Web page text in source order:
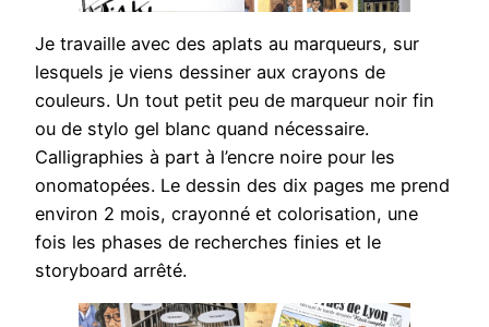
Je travaille avec des aplats au marqueurs, sur
lesquels je viens dessiner aux crayons de
couleurs. Un tout petit peu de marqueur noir fin
ou de stylo gel blanc quand nécessaire.
Calligraphies à part à l’encre noire pour les
onomatopées. Le dessin des dix pages me prend
environ 2 mois, crayonné et colorisation, une
fois les phases de recherches finies et le
storyboard arrêté.